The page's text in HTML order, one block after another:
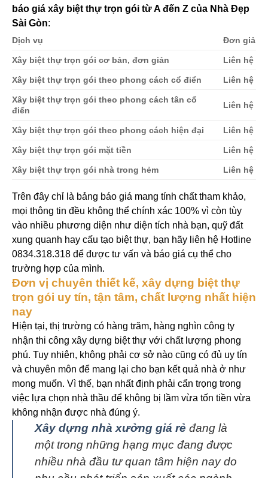
báo giá xây biệt thự trọn gói từ A đến Z của Nhà Đẹp
Sài Gòn:
Dịch vụ Đơn giả
Xây biệt thự trọn gói cơ bản, đơn giản Liên hệ
Xây biệt thự trọn gói theo phong cách cổ điển Liên hệ
Xây biệt thự trọn gói theo phong cách tân cổ
điển
Liên hệ
Xây biệt thự trọn gói theo phong cách hiện đại Liên hệ
Xây biệt thự trọn gói mặt tiền Liên hệ
Xây biệt thự trọn gói nhà trong hẻm Liên hệ
Trên đây chỉ là bảng báo giá mang tính chất tham khảo,
mọi thông tin đều không thể chính xác 100% vì còn tùy
vào nhiều phương diện như diện tích nhà bạn, quỹ đất
xung quanh hay cấu tạo biệt thự, bạn hãy liên hệ Hotline
0834.318.318 để được tư vấn và báo giá cụ thể cho
trường hợp của mình.
Đơn vị chuyên thiết kế, xây dựng biệt thự
trọn gói uy tín, tận tâm, chất lượng nhất hiện
nay
Hiện tại, thị trường có hàng trăm, hàng nghìn công ty
nhận thi công xây dựng biệt thự với chất lượng phong
phú. Tuy nhiên, không phải cơ sở nào cũng có đủ uy tín
và chuyên môn để mang lại cho bạn kết quả nhà ở như
mong muốn. Vì thế, bạn nhất định phải cẩn trọng trong
việc lựa chọn nhà thầu để không bị lầm vừa tốn tiền vừa
không nhận được nhà đúng ý.
Xây dựng nhà xưởng giá rẻ đang là
một trong những hạng mục đang được
nhiều nhà đầu tư quan tâm hiện nay do